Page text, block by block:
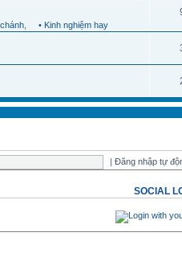
• Kinh nghiệm hay
|Đăng nhập tự
SOCIAL